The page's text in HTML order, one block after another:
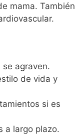
mama. También
agraven.
de vida y
si es
a largo plazo.